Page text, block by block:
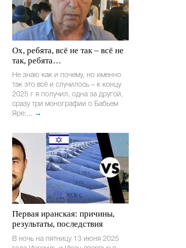
Ох, ребята, всё не так – всё не
так, ребята…
Не знаю как и почему, но именно
так это всё и случилось – к концу
2025 г я получил, одна за другой,
сразу три монографии о Бабьем
Яре:... →
Первая иранская: причины,
результаты, последствия
В ночь на пятницу 13 июня 2025